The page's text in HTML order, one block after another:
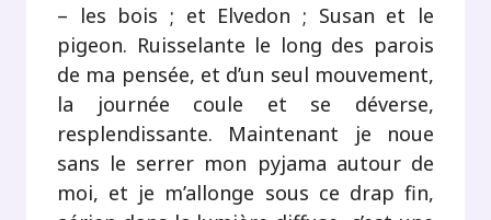
– les bois ; et Elvedon ; Susan et le
pigeon. Ruisselante le long des parois
de ma pensée, et d’un seul mouvement,
la journée coule et se déverse,
resplendissante. Maintenant je noue
sans le serrer mon pyjama autour de
moi, et je m’allonge sous ce drap fin,